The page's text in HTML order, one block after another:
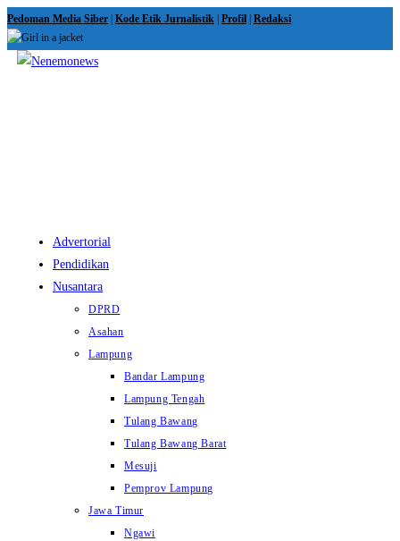
Skip
to
content
Pedoman Media Siber Kode Etik Jurnalistik Profil Redaksi
Advertorial
Pendidikan
Nusantara
DPRD
Asahan
Lampung
Bandar Lampung
Lampung Tengah
Tulang Bawang
Tulang Bawang Barat
Mesuji
Pemprov Lampung
Jawa Timur
Ngawi